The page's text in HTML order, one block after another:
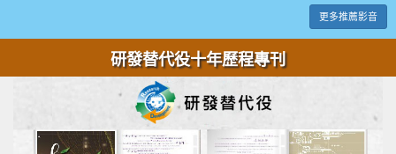
更多推薦影音
研發替代役十年歷程專刊